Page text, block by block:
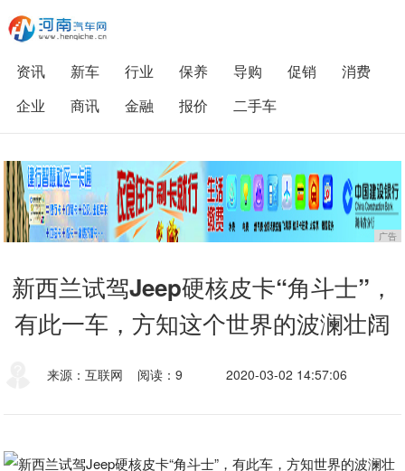
资讯 新车 行业 保养 导购 促销
消费
企业
商讯 金融 报价 二手车
广告
新西兰试驾Jeep硬核皮卡“角斗士”，
有此一车，方知这个世界的波澜壮阔
来源：互联网 阅读：9 2020-03-02 14:57:06